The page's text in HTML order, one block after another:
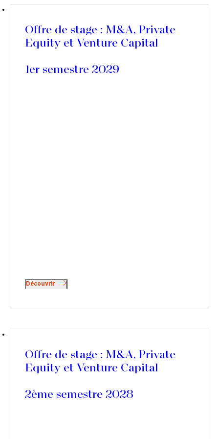
Offre de stage : M&A, Private
Equity et Venture Capital
1er semestre 2029
Découvrir
Offre de stage : M&A, Private
Equity et Venture Capital
2ème semestre 2028